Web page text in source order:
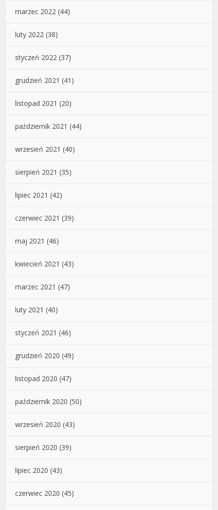
marzec 2022 (44)
luty 2022 (38)
styczeń 2022 (37)
grudzień 2021 (41)
listopad 2021 (20)
październik 2021 (44)
wrzesień 2021 (40)
sierpień 2021 (35)
lipiec 2021 (42)
czerwiec 2021 (39)
maj 2021 (46)
kwiecień 2021 (43)
marzec 2021 (47)
luty 2021 (40)
styczeń 2021 (46)
grudzień 2020 (49)
listopad 2020 (47)
październik 2020 (50)
wrzesień 2020 (43)
sierpień 2020 (39)
lipiec 2020 (43)
czerwiec 2020 (45)